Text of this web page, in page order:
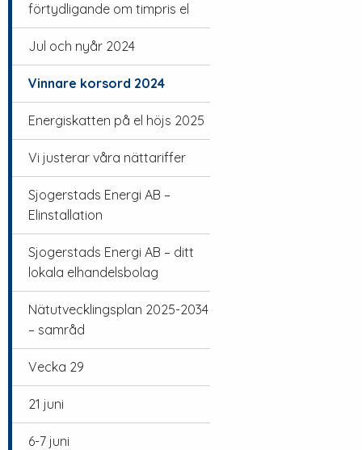
förtydligande om timpris el
Jul och nyår 2024
Vinnare korsord 2024
Energiskatten på el höjs 2025
Vi justerar våra nättariffer
Sjogerstads Energi AB –
Elinstallation
Sjogerstads Energi AB – ditt
lokala elhandelsbolag
Nätutvecklingsplan 2025-2034
– samråd
Vecka 29
21 juni
6-7 juni